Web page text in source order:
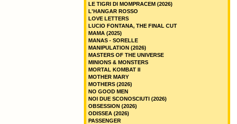
LE TIGRI DI MOMPRACEM (2026)
L'HANGAR ROSSO
LOVE LETTERS
LUCIO FONTANA, THE FINAL CUT
MAMA (2025)
MANAS - SORELLE
MANIPULATION (2026)
MASTERS OF THE UNIVERSE
MINIONS & MONSTERS
MORTAL KOMBAT II
MOTHER MARY
MOTHERS (2026)
NO GOOD MEN
NOI DUE SCONOSCIUTI (2026)
OBSESSION (2026)
ODISSEA (2026)
PASSENGER